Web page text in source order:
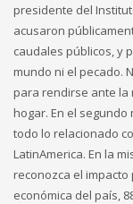
presidente del
acusaron
caudales públicos, y
mundo ni el pecado.
para rendirse ante la
hogar. En el
todo lo relacionado
LatinAmerica. En la
reconozca el impacto
económica del país,